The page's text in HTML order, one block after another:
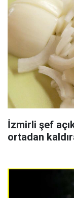
İzmirli şef
ortadan